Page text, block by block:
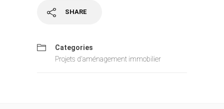
SHARE
Categories
Projets d'aménagement immobilier